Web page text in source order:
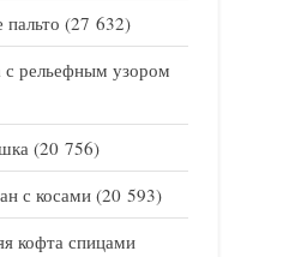
пальто (27 632)
с рельефным узором
(20 756)
с косами (20 593)
кофта спицами